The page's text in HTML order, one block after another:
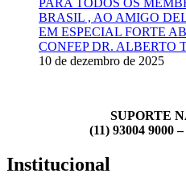
BRASIL , AO AMIGO
EM ESPECIAL FORTE
CONFEP DR. ALBERTO
10 de dezembro de 2025
SUPORTE
(11) 93004 9000
Institucional